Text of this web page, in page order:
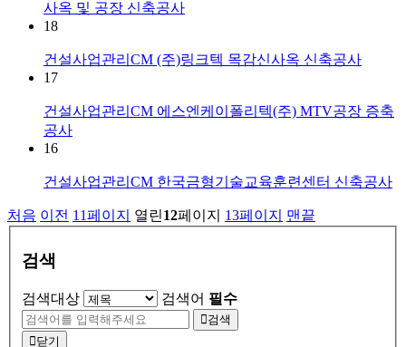
사옥 및 공장 신축공사
18
건설사업관리CM (주)링크텍 목감신사옥 신축공사
17
건설사업관리CM 에스엔케이폴리텍(주) MTV공장 증축
공사
16
건설사업관리CM 한국금형기술교육훈련센터 신축공사
처음 이전 11페이지 열린12페이지 13페이지 맨끝
검색
검색대상 검색어 필수
검색
닫기